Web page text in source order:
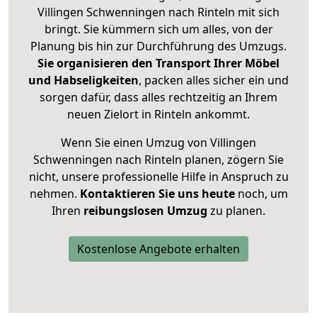
Villingen Schwenningen nach Rinteln mit sich
bringt. Sie kümmern sich um alles, von der
Planung bis hin zur Durchführung des Umzugs.
Sie organisieren den Transport Ihrer Möbel
und Habseligkeiten, packen alles sicher ein und
sorgen dafür, dass alles rechtzeitig an Ihrem
neuen Zielort in Rinteln ankommt.
Wenn Sie einen Umzug von Villingen
Schwenningen nach Rinteln planen, zögern Sie
nicht, unsere professionelle Hilfe in Anspruch zu
nehmen. Kontaktieren Sie uns heutenoch, um
Ihren reibungslosen Umzug zu planen.
Kostenlose Angebote erhalten